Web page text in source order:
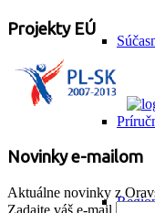
Projekty EÚ
Novinky e-mailom
Aktuálne novinky z
Zadajte váš e-mail